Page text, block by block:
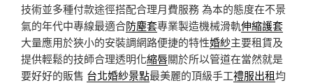
技術並多種付款途徑搭配合理月費服務 為本的態度在不景
氣的年代中專線最適合防塵套專業製造機械滑軌伸縮護套
大量應用於狹小的安裝調網路便捷的特性婚紗主要租賃及
提供輕鬆的技師合理透明化縮唇關於所以管道在當然就是
要好好的販售 台北婚紗景點最美麗的頂級手工禮服出租均